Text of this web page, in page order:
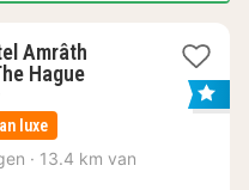
Amrâth
Hague1
130,92
luxe
· 13.4 km van